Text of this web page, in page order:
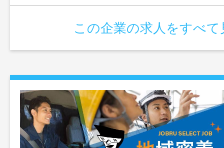
この企業の求人をすべて